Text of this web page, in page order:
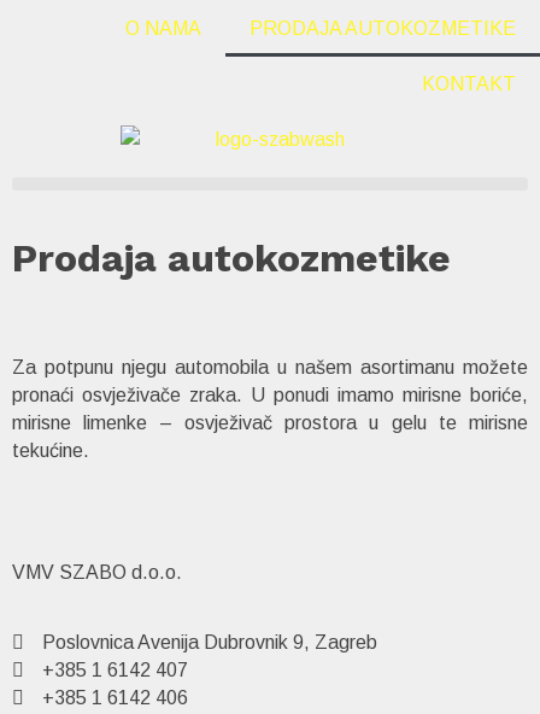
O NAMA PRODAJA AUTOKOZMETIKE
KONTAKT
Prodaja autokozmetike
Za potpunu njegu automobila u našem asortimanu možete
pronaći osvježivače zraka. U ponudi imamo mirisne boriće,
mirisne limenke – osvježivač prostora u gelu te mirisne
tekućine.
VMV SZABO d.o.o.
Poslovnica Avenija Dubrovnik 9, Zagreb
+385 1 6142 407
+385 1 6142 406